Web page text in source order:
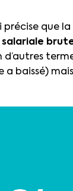
précise
d’autres
a baissé)